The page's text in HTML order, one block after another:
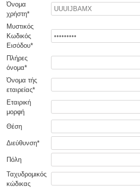
Όνομα
χρήστη*
Μυστικός
Κωδικός
Εισόδου*
Πλήρες
όνομα*
Όνομα τής
εταιρείας*
Εταιρική
μορφή
Θέση
Διεύθυνση*
Πόλη
Ταχυδρομικός
κώδικας